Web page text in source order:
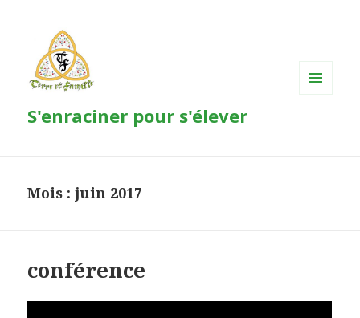
S'enraciner pour s'élever
Mois : juin 2017
conférence